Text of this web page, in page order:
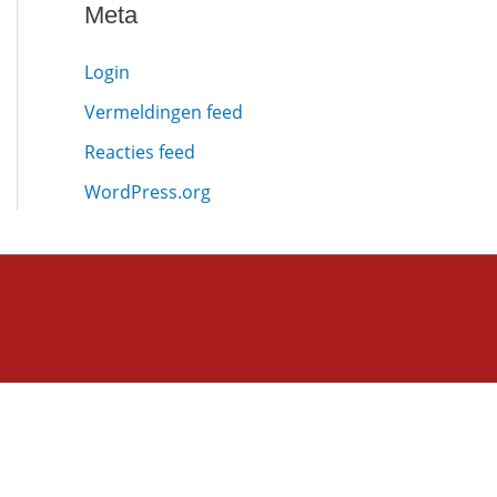
Meta
Login
Vermeldingen feed
Reacties feed
WordPress.org